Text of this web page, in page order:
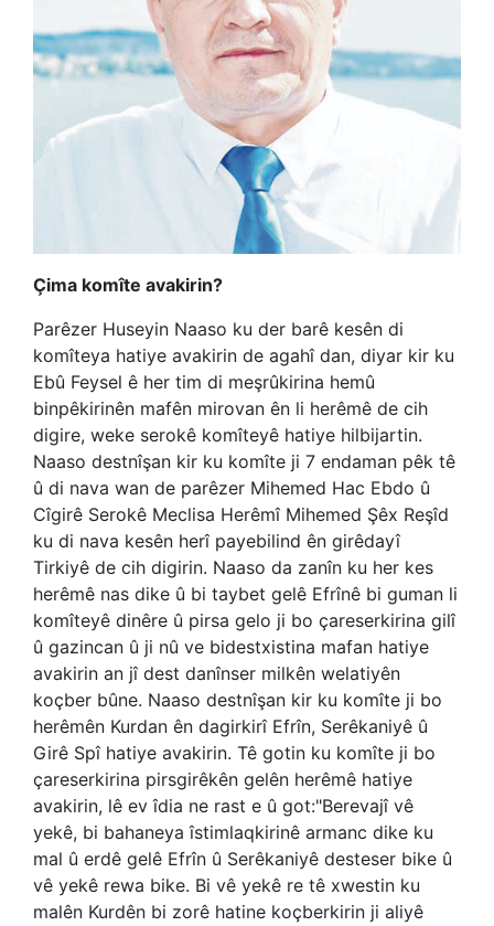
Çima komîte avakirin?
Parêzer Huseyin Naaso ku der barê kesên di
komîteya hatiye avakirin de agahî dan, diyar kir ku
Ebû Feysel ê her tim di meşrûkirina hemû
binpêkirinên mafên mirovan ên li herêmê de cih
digire, weke serokê komîteyê hatiye hilbijartin.
Naaso destnîşan kir ku komîte ji 7 endaman pêk tê
û di nava wan de parêzer Mihemed Hac Ebdo û
Cîgirê Serokê Meclisa Herêmî Mihemed Şêx Reşîd
ku di nava kesên herî payebilind ên girêdayî
Tirkiyê de cih digirin. Naaso da zanîn ku her kes
herêmê nas dike û bi taybet gelê Efrînê bi guman li
komîteyê dinêre û pirsa gelo ji bo çareserkirina gilî
û gazincan û ji nû ve bidestxistina mafan hatiye
avakirin an jî dest danînser milkên welatiyên
koçber bûne. Naaso destnîşan kir ku komîte ji bo
herêmên Kurdan ên dagirkirî Efrîn, Serêkaniyê û
Girê Spî hatiye avakirin. Tê gotin ku komîte ji bo
çareserkirina pirsgirêkên gelên herêmê hatiye
avakirin, lê ev îdia ne rast e û got:"Berevajî vê
yekê, bi bahaneya îstimlaqkirinê armanc dike ku
mal û erdê gelê Efrîn û Serêkaniyê desteser bike û
vê yekê rewa bike. Bi vê yekê re tê xwestin ku
malên Kurdên bi zorê hatine koçberkirin ji aliyê